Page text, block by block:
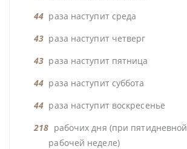
44 раза наступит среда
43 раза наступит четверг
43 раза наступит пятница
44 раза наступит суббота
44 раза наступит воскресенье
218 рабочих дня (при пятидневной
рабочей неделе)